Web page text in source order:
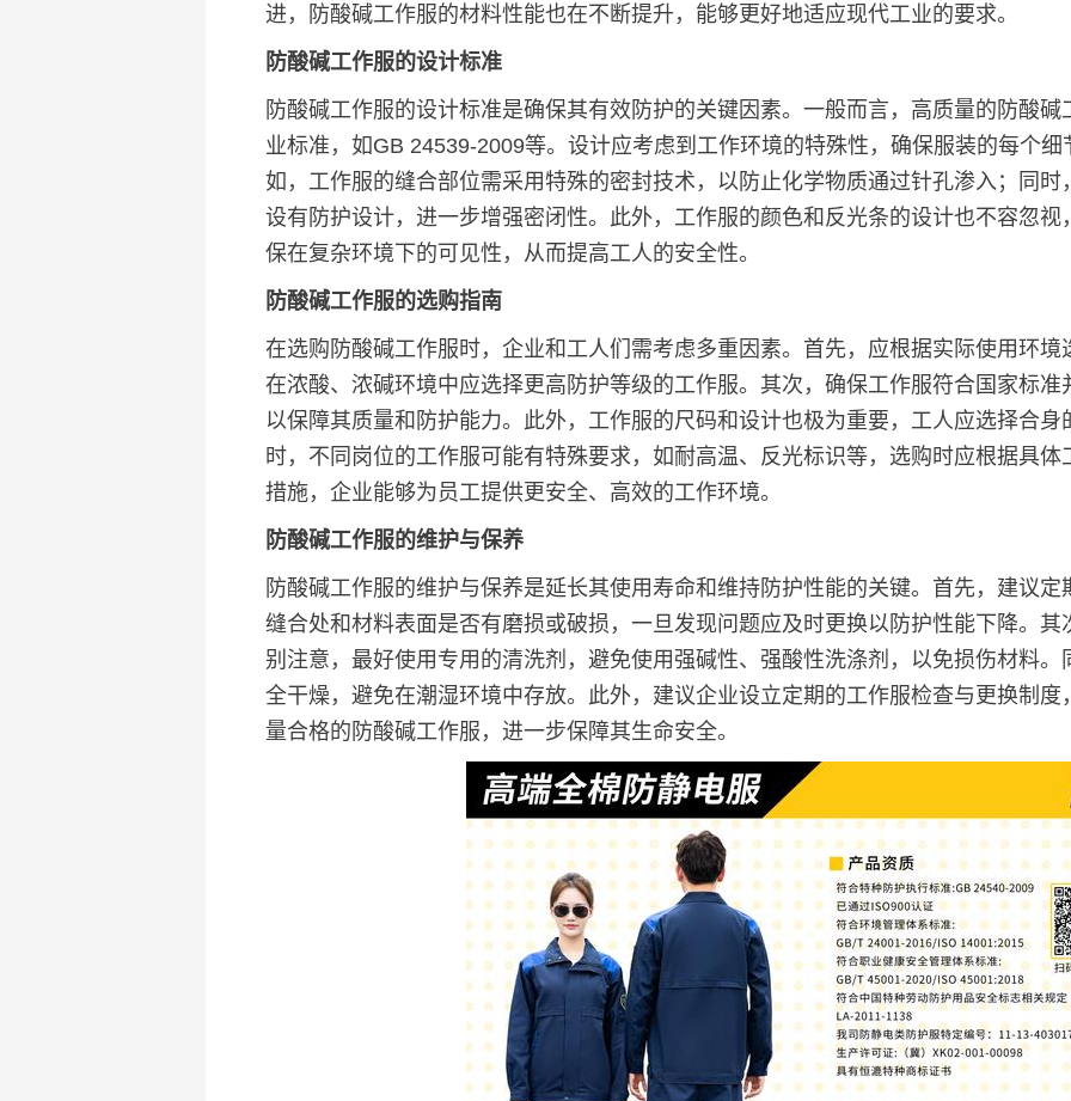
进，防酸碱工作服的材料性能也在不断提升，能够更好地适应现代工业的要求。
防酸碱工作服的设计标准
防酸碱工作服的设计标准是确保其有效防护的关键因素。一般而言，高质量的防酸
业标准，如GB 24539-2009等。设计应考虑到工作环境的特殊性，确保服装的每个细
如，工作服的缝合部位需采用特殊的密封技术，以防止化学物质通过针孔渗入；同
设有防护设计，进一步增强密闭性。此外，工作服的颜色和反光条的设计也不容忽
保在复杂环境下的可见性，从而提高工人的安全性。
防酸碱工作服的选购指南
在选购防酸碱工作服时，企业和工人们需考虑多重因素。首先，应根据实际使用环境
在浓酸、浓碱环境中应选择更高防护等级的工作服。其次，确保工作服符合国家标准
以保障其质量和防护能力。此外，工作服的尺码和设计也极为重要，工人应选择合身
时，不同岗位的工作服可能有特殊要求，如耐高温、反光标识等，选购时应根据具
措施，企业能够为员工提供更安全、高效的工作环境。
防酸碱工作服的维护与保养
防酸碱工作服的维护与保养是延长其使用寿命和维持防护性能的关键。首先，建议
缝合处和材料表面是否有磨损或破损，一旦发现问题应及时更换以防护性能下降。
别注意，最好使用专用的清洗剂，避免使用强碱性、强酸性洗涤剂，以免损伤材料
全干燥，避免在潮湿环境中存放。此外，建议企业设立定期的工作服检查与更换制
量合格的防酸碱工作服，进一步保障其生命安全。